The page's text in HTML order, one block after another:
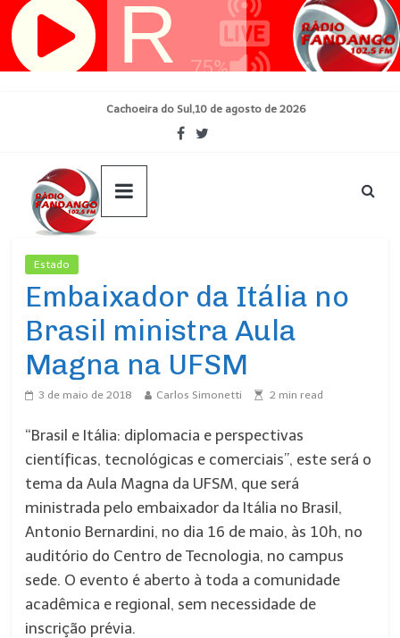
Pular
para
Cachoeira do Sul,10 de agosto de 2026
Estado
Embaixador da Itália no
Brasil ministra Aula
Magna na UFSM
3 de maio de 2018 Carlos Simonetti 2 min read
“Brasil e Itália: diplomacia e perspectivas
científicas, tecnológicas e comerciais”, este será o
tema da Aula Magna da UFSM, que será
ministrada pelo embaixador da Itália no Brasil,
Antonio Bernardini, no dia 16 de maio, às 10h, no
auditório do Centro de Tecnologia, no campus
sede. O evento é aberto à toda a comunidade
acadêmica e regional, sem necessidade de
inscrição prévia.